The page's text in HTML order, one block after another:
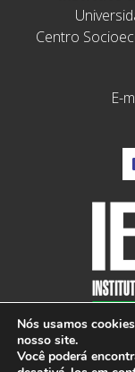
Centro
E-
Nós usamos
nosso site.
Você poderá